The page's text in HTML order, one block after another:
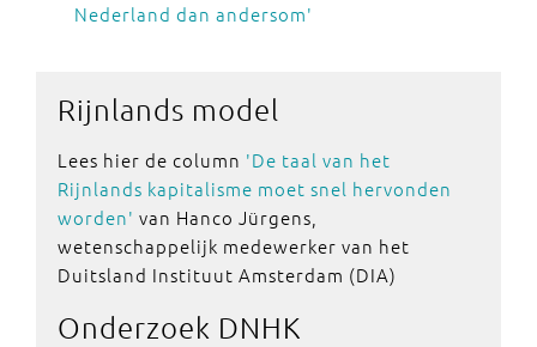
Nederland dan andersom'
Rijnlands model
Lees hier de column 'De taal van het
Rijnlands kapitalisme moet snel hervonden
worden' van Hanco Jürgens,
wetenschappelijk medewerker van het
Duitsland Instituut Amsterdam (DIA)
Onderzoek DNHK